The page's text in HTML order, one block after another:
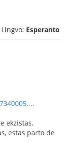
Lingvo: Esperanto
ekzistas.
estas parto de